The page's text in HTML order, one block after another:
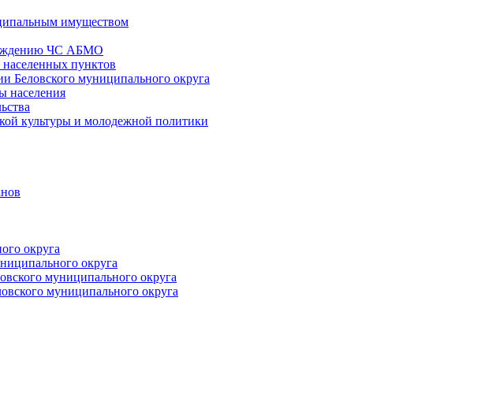
имуществом
ЧС АБМО
пунктов
Беловского муниципального округа
населения
культуры и молодежной политики
округа
округа
муниципального округа
муниципального округа